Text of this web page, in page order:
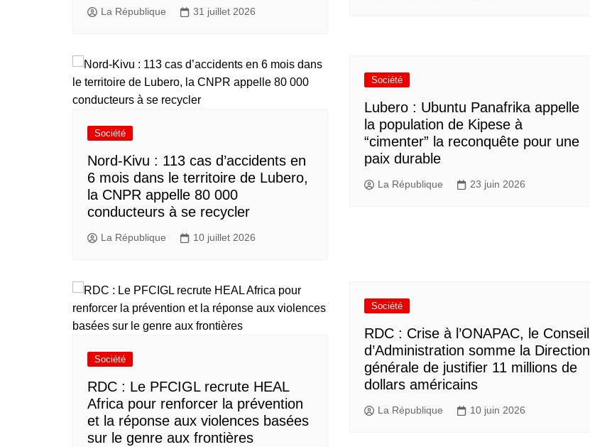
La République 31 juillet 2026
Société
Nord-Kivu : 113 cas d’accidents en
6 mois dans le territoire de Lubero,
la CNPR appelle 80 000
conducteurs à se recycler
La République 10 juillet 2026
Société
Lubero : Ubuntu Panafrika appelle
la population de Kipese à
“cimenter” la reconquête pour une
paix durable
La République 23 juin 2026
Société
RDC : Le PFCIGL recrute HEAL
Africa pour renforcer la prévention
et la réponse aux violences basées
sur le genre aux frontières
Société
RDC : Crise à l’ONAPAC, le Conseil
d’Administration somme la Direction
générale de justifier 11 millions de
dollars américains
La République 10 juin 2026